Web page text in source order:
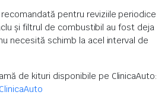
pentru reviziile periodice
și filtrul de combustibil au fost deja
necesită schimb la acel interval de
de kituri disponibile pe ClinicaAuto: